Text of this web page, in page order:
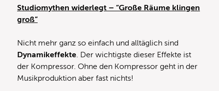
Studiomythen widerlegt – “Große Räume klingen
groß”
Nicht mehr ganz so einfach und alltäglich sind
Dynamikeffekte. Der wichtigste dieser Effekte ist
der Kompressor. Ohne den Kompressor geht in der
Musikproduktion aber fast nichts!